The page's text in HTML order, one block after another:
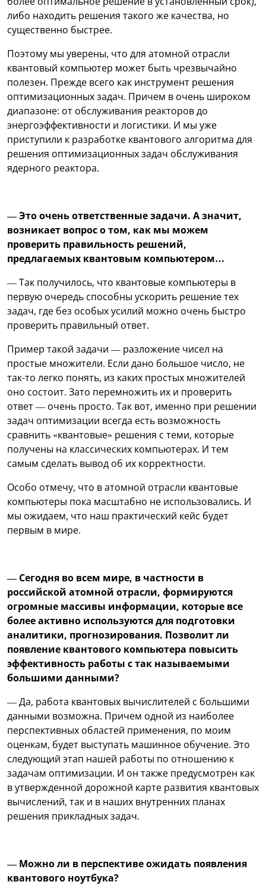
либо находить решения такого же качества, но
существенно быстрее.
Поэтому мы уверены, что для атомной отрасли
квантовый компьютер может быть чрезвычайно
полезен. Прежде всего как инструмент решения
оптимизационных задач. Причем в очень широком
диапазоне: от обслуживания реакторов до
энергоэффективности и логистики. И мы уже
приступили к разработке квантового алгоритма для
решения оптимизационных задач обслуживания
ядерного реактора.
— Это очень ответственные задачи. А значит,
возникает вопрос о том, как мы можем
проверить правильность решений,
предлагаемых квантовым компьютером…
— Так получилось, что квантовые компьютеры в
первую очередь способны ускорить решение тех
задач, где без особых усилий можно очень быстро
проверить правильный ответ.
Пример такой задачи — разложение чисел на
простые множители. Если дано большое число, не
так-то легко понять, из каких простых множителей
оно состоит. Зато перемножить их и проверить
ответ — очень просто. Так вот, именно при решении
задач оптимизации всегда есть возможность
сравнить «квантовые» решения с теми, которые
получены на классических компьютерах. И тем
самым сделать вывод об их корректности.
Особо отмечу, что в атомной отрасли квантовые
компьютеры пока масштабно не использовались. И
мы ожидаем, что наш практический кейс будет
первым в мире.
— Сегодня во всем мире, в частности в
российской атомной отрасли, формируются
огромные массивы информации, которые все
более активно используются для подготовки
аналитики, прогнозирования. Позволит ли
появление квантового компьютера повысить
эффективность работы с так называемыми
большими данными?
— Да, работа квантовых вычислителей с большими
данными возможна. Причем одной из наиболее
перспективных областей применения, по моим
оценкам, будет выступать машинное обучение. Это
следующий этап нашей работы по отношению к
задачам оптимизации. И он также предусмотрен как
в утвержденной дорожной карте развития квантовых
вычислений, так и в наших внутренних планах
решения прикладных задач.
— Можно ли в перспективе ожидать появления
квантового ноутбука?